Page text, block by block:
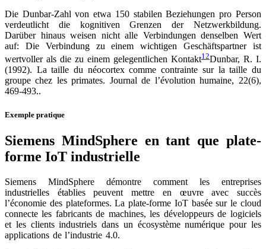
Die Dunbar-Zahl von etwa 150 stabilen Beziehungen pro Person
verdeutlicht die kognitiven Grenzen der Netzwerkbildung.
Darüber hinaus weisen nicht alle Verbindungen denselben Wert
auf: Die Verbindung zu einem wichtigen Geschäftspartner ist
wertvoller als die zu einem gelegentlichen Kontakt12Dunbar, R. I.
(1992). La taille du néocortex comme contrainte sur la taille du
groupe chez les primates. Journal de l’évolution humaine, 22(6),
469-493..
Exemple pratique
Siemens MindSphere en tant que plate-
forme IoT industrielle
Siemens MindSphere démontre comment les entreprises
industrielles établies peuvent mettre en œuvre avec succès
l’économie des plateformes. La plate-forme IoT basée sur le cloud
connecte les fabricants de machines, les développeurs de logiciels
et les clients industriels dans un écosystème numérique pour les
applications de l’industrie 4.0.